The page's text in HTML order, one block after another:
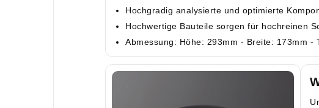
Hochgradig analysierte und optimierte
Hochwertige Bauteile sorgen für hochreinen
Abmessung: Höhe: 293mm - Breite: 173mm -